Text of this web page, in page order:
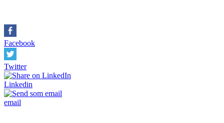
Facebook
Twitter
Linkedin
email